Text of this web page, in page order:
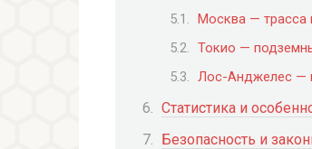
Москва — трасса
Токио —
Лос-Анджелес —
Статистика и
Безопасность и